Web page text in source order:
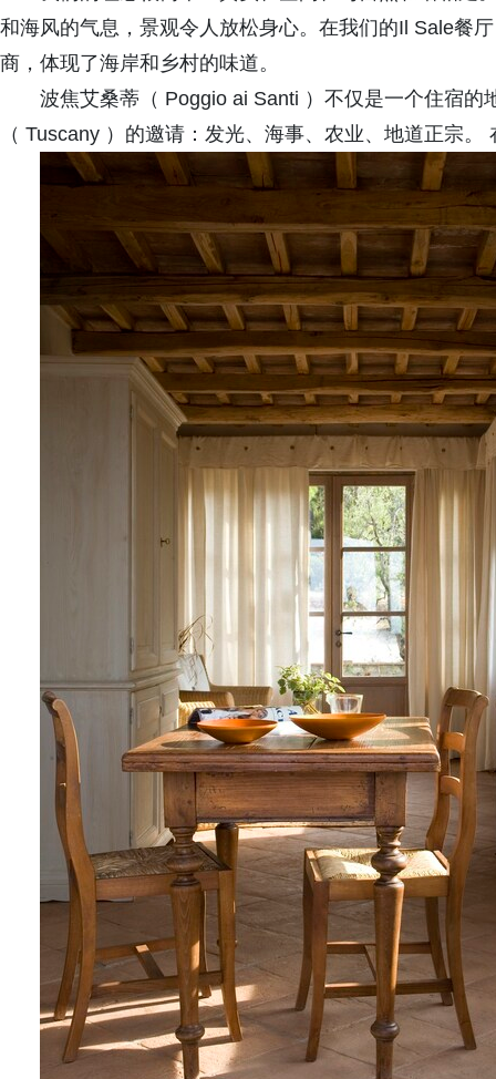
和海风的气息，景观令人放松身心。在我们的Il Sale餐
商，体现了海岸和乡村的味道。
波焦艾桑蒂（ Poggio ai Santi ）不仅是一个住宿
（ Tuscany ）的邀请：发光、海事、农业、地道正宗